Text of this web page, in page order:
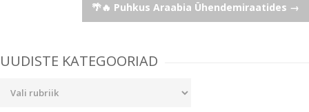
navigation🌴🔥 Puhkus Araabia Ühendemiraatides →
UUDISTE KATEGOORIAD